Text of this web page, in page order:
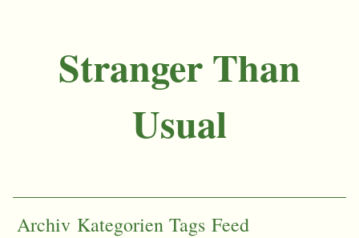
Stranger Than
Usual
Archiv Kategorien Tags Feed